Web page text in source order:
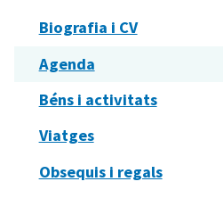
Biografia i CV
Agenda
Béns i activitats
Viatges
Obsequis i regals